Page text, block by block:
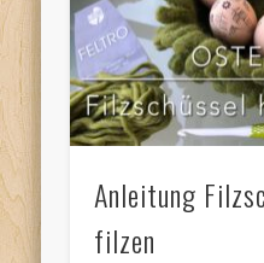
Anleitung
filzen